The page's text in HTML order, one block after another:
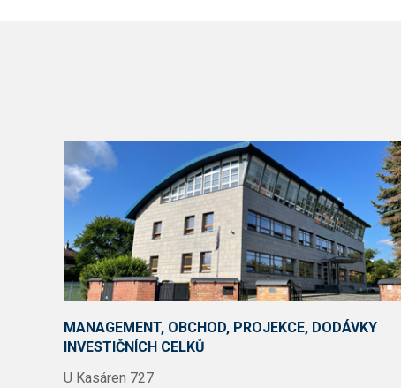
MANAGEMENT, OBCHOD, PROJEKCE, DODÁVKY
INVESTIČNÍCH CELKŮ
U Kasáren 727